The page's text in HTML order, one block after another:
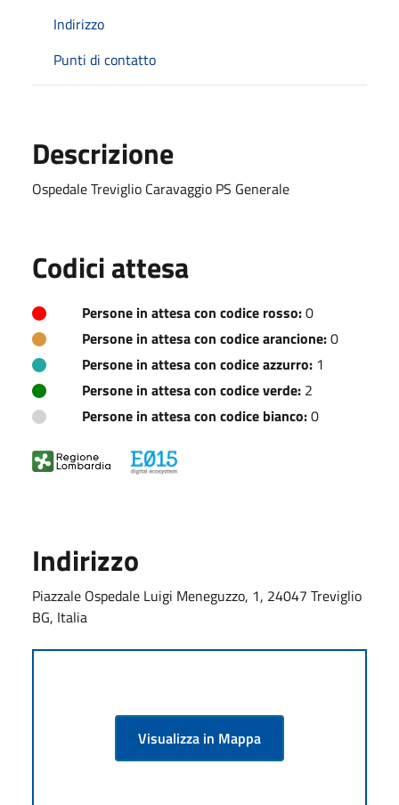
Indirizzo
Punti di contatto
Descrizione
Ospedale Treviglio Caravaggio PS Generale
Codici attesa
Persone in attesa con codice rosso:0
Persone in attesa con codice arancione:0
Persone in attesa con codice azzurro: 1
Persone in attesa con codice verde: 2
Persone in attesa con codice bianco:0
Indirizzo
Piazzale Ospedale Luigi Meneguzzo, 1, 24047 Treviglio
BG, Italia
Visualizza in Mappa